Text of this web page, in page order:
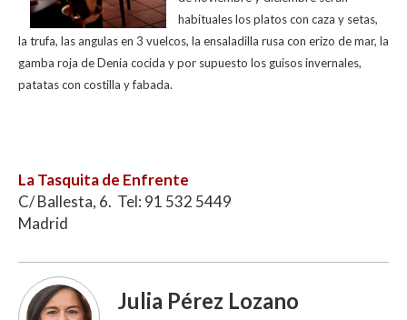
habituales los platos con caza y setas,
la trufa, las angulas en 3 vuelcos, la ensaladilla rusa con erizo de mar, la
gamba roja de Denia cocida y por supuesto los guisos invernales,
patatas con costilla y fabada.
La Tasquita de Enfrente
C/ Ballesta, 6. Tel: 91 532 5449
Madrid
Julia Pérez Lozano